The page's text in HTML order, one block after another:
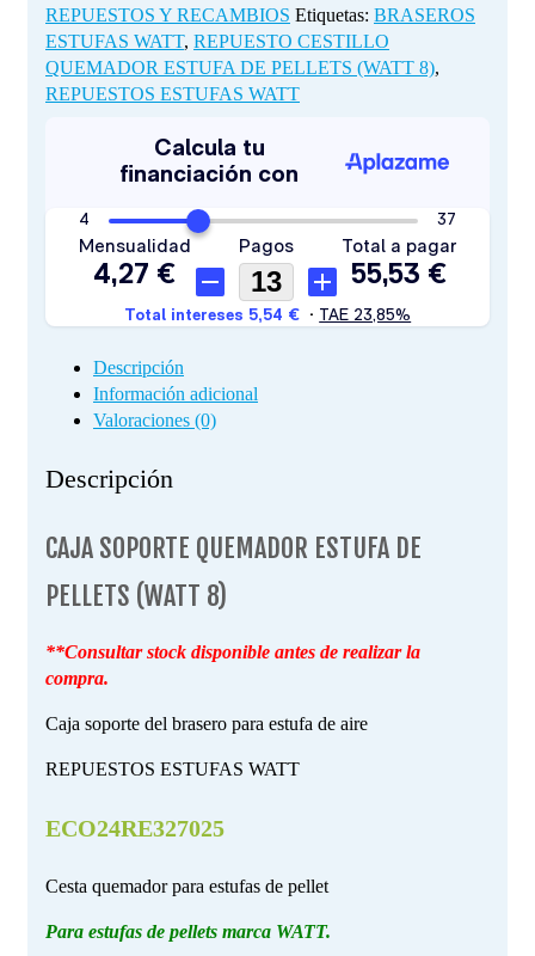
REPUESTOS Y RECAMBIOS Etiquetas: BRASEROS
ESTUFAS WATT, REPUESTO CESTILLO
QUEMADOR ESTUFA DE PELLETS (WATT 8),
REPUESTOS ESTUFAS WATT
Descripción
Información adicional
Valoraciones (0)
Descripción
CAJA SOPORTE QUEMADOR ESTUFA DE
PELLETS (WATT 8)
**Consultar stock disponible antes de realizar la
compra.
Caja soporte del brasero para estufa de aire
REPUESTOS ESTUFAS WATT
ECO24RE327025
Cesta quemador para estufas de pellet
Para estufas de pellets marca WATT.